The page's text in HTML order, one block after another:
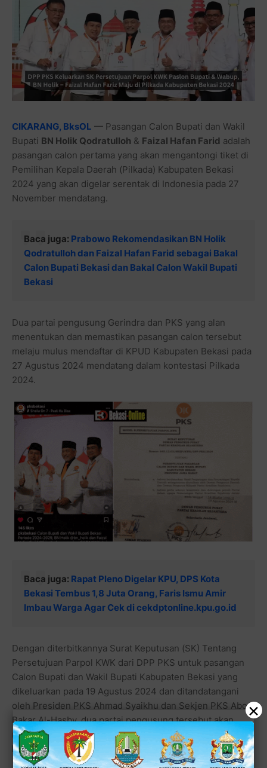
CIKARANG, BksOL — Pasangan Calon Bupati dan Wakil
Bupati BN Holik Qodratulloh & Faizal Hafan Farid adalah
pasangan calon pertama yang akan mengantongi tiket di
Pemilihan Kepala Daerah (Pilkada) Kabupaten Bekasi
2024 yang akan digelar serentak di Indonesia pada 27
November mendatang.
Baca juga: Prabowo Rekomendasikan BN Holik
Qodratulloh dan Faizal Hafan Farid sebagai Bakal
Calon Bupati Bekasi dan Bakal Calon Wakil Bupati
Bekasi
Dua partai pengusung Gerindra dan PKS yang alan
menentukan dan memastikan pasangan calon tersebut
melaju mulus mendaftar di KPUD Kabupaten Bekasi pada
27 Agustus 2024 mendatang dalam kontestasi Pilkada
2024.
Baca juga: Rapat Pleno Digelar KPU, DPS Kota
Bekasi Tembus 1,8 Juta Orang, Faris Ismu Amir
Imbau Warga Agar Cek di cekdptonline.kpu.go.id
Dengan diterbitkannya Surat Keputusan (SK) Tentang
Persetujuan Parpol KWK dari DPP PKS untuk pasangan
Calon Bupati dan Wakil Bupati Kabupaten Bekasi yang
dikeluarkan pada 19 Agustus 2024 dan ditandatangani
oleh Presiden PKS Ahmad Syaikhu dan Sekjen PKS Aboe
Bakar Al-Hasby, dua partai pengusung tersebut akan
mengantarkan pasanganBN Holik Qudratulloh –Faizal
Hafan Farid
menuju pendaftaran.
×